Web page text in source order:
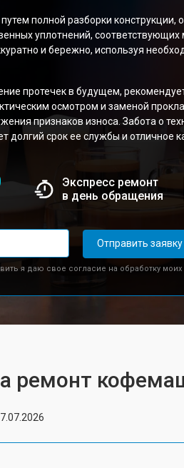
полной разборки конструкции,
уплотнений, соответствующих
и бережно, используя
протечек в будущем,
осмотром и заменой
признаков износа. Забота о
долгий срок ее службы и отличное
Экспресс ремонт
в день обращения
Отправить заявку
я даю свое согласие на обработку моих
ремонт